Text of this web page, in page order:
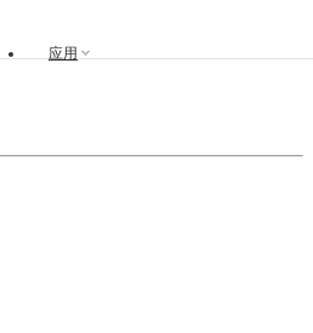
应用